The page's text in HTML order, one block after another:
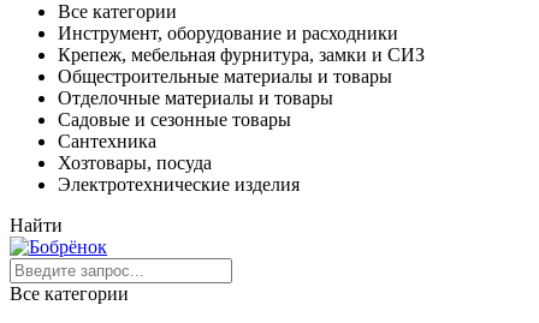
Все категории
Инструмент, оборудование и расходники
Крепеж, мебельная фурнитура, замки и СИЗ
Общестроительные материалы и товары
Отделочные материалы и товары
Садовые и сезонные товары
Сантехника
Хозтовары, посуда
Электротехнические изделия
Найти
Все категории